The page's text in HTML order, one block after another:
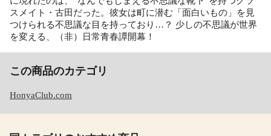
スメイト・古田だった。彼女は町に潜む「面白いもの」を見
つけられる不思議な目を持っており…？ 少しの不思議が世界
を変える、（非）日常青春譚開幕！
この商品のカテゴリ
HonyaClub.com